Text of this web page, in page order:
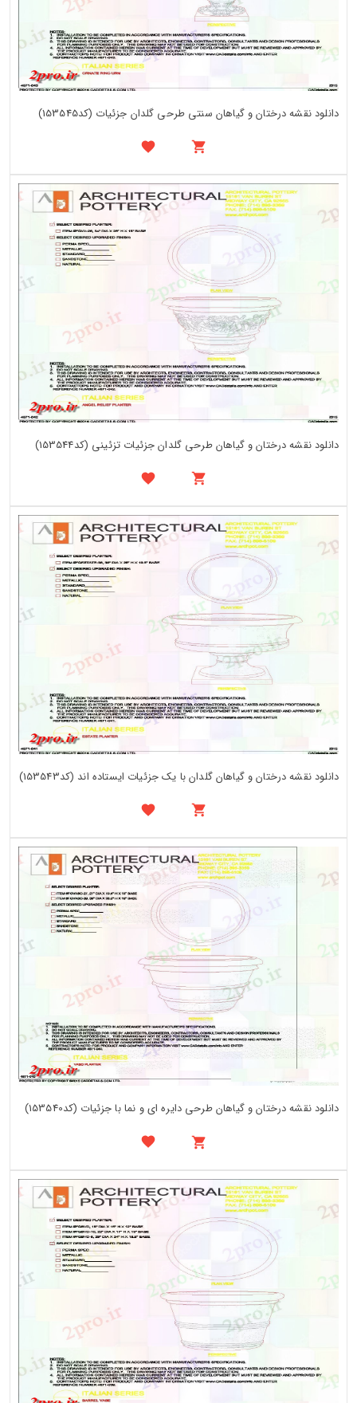
دانلود نقشه درختان و گیاهان سنتی طرحی گلدان جزئیات (کد153545)
دانلود نقشه درختان و گیاهان طرحی گلدان جزئیات تزئینی (کد153544)
دانلود نقشه درختان و گیاهان گلدان با یک جزئیات ایستاده اند (کد153543)
دانلود نقشه درختان و گیاهان طرحی دایره ای و نما با جزئیات (کد153540)